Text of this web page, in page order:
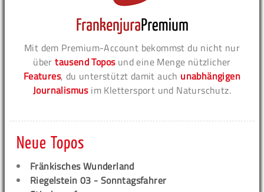
Mit dem Premium-Account bekommst du nicht nur
übertausend Toposund eine Menge nützlicher
Features, du unterstützt damit auch unabhängigen
Journalismusim Klettersport und Naturschutz.
Neue Topos
Fränkisches Wunderland
Riegelstein 03 - Sonntagsfahrer